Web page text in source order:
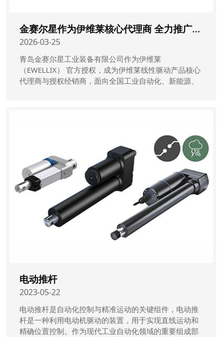
金赛尔星作为伊维莱核心代理商 全力推广电动推杆、伺服电动缸、直线驱动器
2026-03-25
青岛金赛尔星工业装备有限公司作为伊维莱
（EWELLIX） 官方授权，成为伊维莱线性驱动产品核心
代理商与授权经销商，面向全国工业自动化、新能源、
电动推杆
2023-05-22
电动推杆是自动化控制与精准运动的关键组件，电动推
杆是一种利用电动机驱动的装置，用于实现直线运动和
精确位置控制。作为现代工业自动化领域的重要组成部